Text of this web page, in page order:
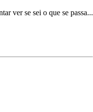
ver se sei o que se passa...